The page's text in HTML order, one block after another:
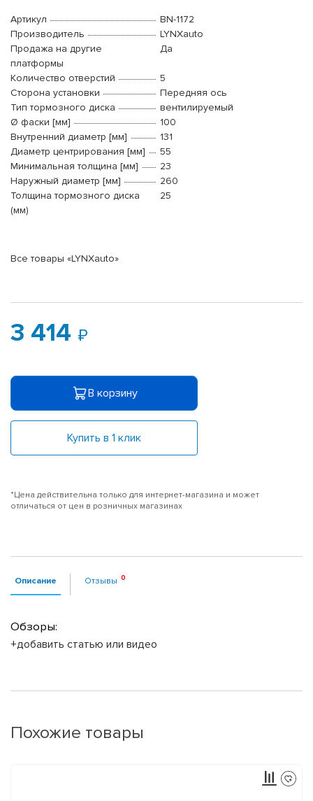
Артикул
BN-1172
Производитель
LYNXauto
Продажа на другие
платформы
Да
Количество отверстий
5
Сторона установки
Передняя ось
Тип тормозного диска
вентилируемый
Ø фаски [мм]
100
Внутренний диаметр [мм]
131
Диаметр центрирования [мм]
55
Минимальная толщина [мм]
23
Наружный диаметр [мм]
260
Толщина тормозного диска
(мм)
25
Все товары «LYNXauto»
3 414
В корзину
Купить в 1 клик
*Цена действительна только для интернет-магазина и может
отличаться от цен в розничных магазинах
Описание Отзывы
Обзоры:
+добавить статью или видео
Похожие товары